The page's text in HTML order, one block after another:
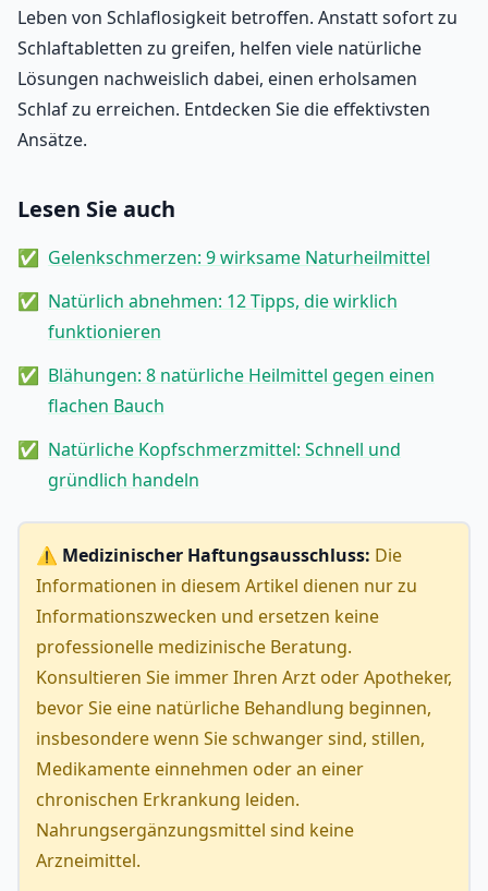
Leben von Schlaflosigkeit betroffen. Anstatt sofort zu
Schlaftabletten zu greifen, helfen viele natürliche
Lösungen nachweislich dabei, einen erholsamen
Schlaf zu erreichen. Entdecken Sie die effektivsten
Ansätze.
Lesen Sie auch
Gelenkschmerzen: 9 wirksame Naturheilmittel
Natürlich abnehmen: 12 Tipps, die wirklich
funktionieren
Blähungen: 8 natürliche Heilmittel gegen einen
flachen Bauch
Natürliche Kopfschmerzmittel: Schnell und
gründlich handeln
⚠️ Medizinischer Haftungsausschluss: Die
Informationen in diesem Artikel dienen nur zu
Informationszwecken und ersetzen keine
professionelle medizinische Beratung.
Konsultieren Sie immer Ihren Arzt oder Apotheker,
bevor Sie eine natürliche Behandlung beginnen,
insbesondere wenn Sie schwanger sind, stillen,
Medikamente einnehmen oder an einer
chronischen Erkrankung leiden.
Nahrungsergänzungsmittel sind keine
Arzneimittel.